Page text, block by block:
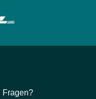
Fragen?